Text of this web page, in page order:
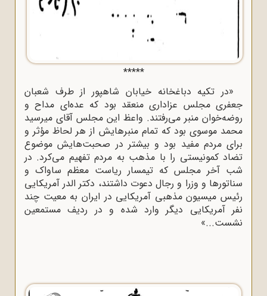
*****
«در تکیه دباغخانه خیابان شاهپور از طرف شعبان
جعفرى مجلس عزادارى منعقد بود که عده‌اى مداح و
روضه‌خوان منبر مى‌رفتند. واعظ این مجلس آقاى میرسید
محمد موسوى بود که تمام منبرهایش از هر لحاظ مؤثر و
براى مردم مفید بود و بیشتر در صحبت‌هایش موضوع
تضاد کمونیستى را با مذهب به مردم تفهیم مى‌کرد. در
شب آخر مجلس که تیمسار ریاست معظم ساواک و
سناتورها و وزرا و رجال دعوت داشتند، دکتر الدر آمریکایى
رئیس میسیون مذهبى آمریکایى در ایران به معیت چند
نفر آمریکایى دیگر وارد شده و در ردیف مستمعین
نشست...»